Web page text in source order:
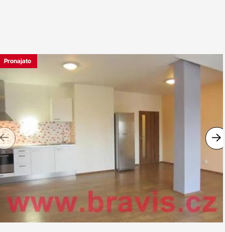
Previous
Pronajato